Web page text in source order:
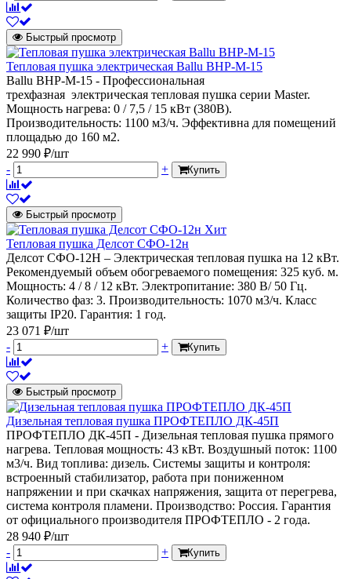
Быстрый просмотр
Тепловая пушка электрическая Ballu BHP-M-15
Ballu BHP-M-15 - Профессиональная
трехфазная электрическая тепловая пушка серии Мaster.
Мощность нагрева: 0 / 7,5 / 15 кВт (380В).
Производительность: 1100 м3/ч. Эффективна для помещений
площадью до 160 м2.
22 990 ₽/шт
-
+ Купить
Быстрый просмотр
Хит
Тепловая пушка Делсот СФО-12н
Делсот СФО-12Н – Электрическая тепловая пушка на 12 кВт.
Рекомендуемый объем обогреваемого помещения: 325 куб. м.
Мощность: 4 / 8 / 12 кВт. Электропитание: 380 В/ 50 Гц.
Количество фаз: 3. Производительность: 1070 м3/ч. Класс
защиты IP20. Гарантия: 1 год.
23 071 ₽/шт
-
+ Купить
Быстрый просмотр
Дизельная тепловая пушка ПРОФТЕПЛО ДК-45П
ПРОФТЕПЛО ДК-45П - Дизельная тепловая пушка прямого
нагрева. Тепловая мощность: 43 кВт. Воздушный поток: 1100
м3/ч. Вид топлива: дизель. Системы защиты и контроля:
встроенный стабилизатор, работа при пониженном
напряжении и при скачках напряжения, защита от перегрева,
система контроля пламени. Производство: Россия. Гарантия
от официального производителя ПРОФТЕПЛО - 2 года.
28 940 ₽/шт
-
+ Купить